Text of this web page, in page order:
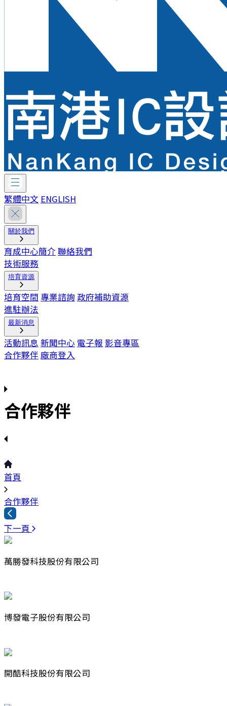
繁體中文 ENGLISH
關於我們
育成中心簡介 聯絡我們
技術服務
培育資源
培育空間 專業諮詢 政府補助資源
進駐辦法
最新消息
活動訊息 新聞中心 電子報 影音專區
合作夥伴 廠商登入
合作夥伴
首頁
合作夥伴
下一頁
萬勝發科技股份有限公司
博發電子股份有限公司
開酷科技股份有限公司